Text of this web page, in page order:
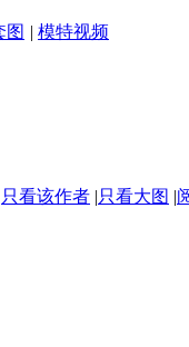
图 | 模特视频
只看该作者 |只看大图 |